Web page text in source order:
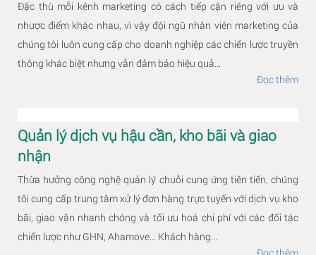
Đặc thù mỗi kênh marketing có cách tiếp cận riêng với ưu và
nhược điểm khác nhau, vì vậy đội ngũ nhân viên marketing của
chúng tôi luôn cung cấp cho doanh nghiệp các chiến lược truyền
thông khác biệt nhưng vẫn đảm bảo hiệu quả...
Đọc thêm
Quản lý dịch vụ hậu cần, kho bãi và giao
nhận
Thừa hưởng công nghệ quản lý chuỗi cung ứng tiên tiến, chúng
tôi cung cấp trung tâm xử lý đơn hàng trực tuyến với dịch vụ kho
bãi, giao vận nhanh chóng và tối ưu hoá chi phí với các đối tác
chiến lược như GHN, Ahamove... Khách hàng...